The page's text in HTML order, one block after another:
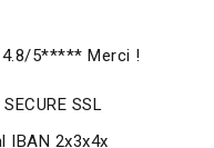
5***** Merci !
SSL
IBAN 2x3x4x